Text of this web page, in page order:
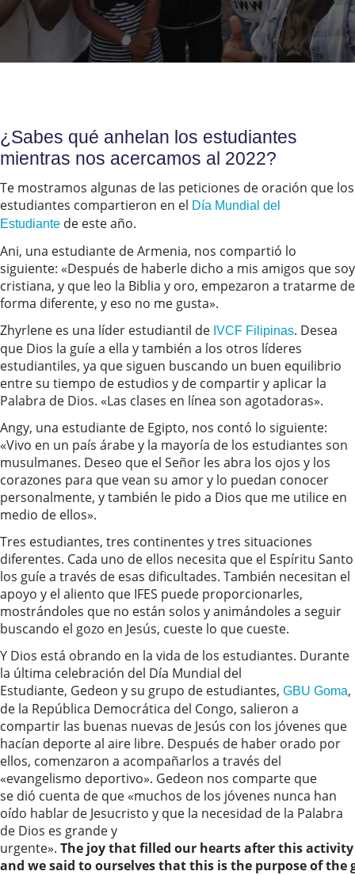
¿Sabes qué anhelan los estudiantes
mientras nos acercamos al 2022?
Te mostramos algunas de las peticiones de oración que los
estudiantes compartieron en el Día Mundial del
Estudiante de este año.
Ani, una estudiante de Armenia, nos compartió lo
siguiente: «Después de haberle dicho a mis amigos que soy
cristiana, y que leo la Biblia y oro, empezaron a tratarme de
forma diferente, y eso no me gusta».
Zhyrlene es una líder estudiantil de IVCF Filipinas. Desea
que Dios la guíe a ella y también a los otros líderes
estudiantiles, ya que siguen buscando un buen equilibrio
entre su tiempo de estudios y de compartir y aplicar la
Palabra de Dios. «Las clases en línea son agotadoras».
Angy, una estudiante de Egipto, nos contó lo siguiente:
«Vivo en un país árabe y la mayoría de los estudiantes son
musulmanes. Deseo que el Señor les abra los ojos y los
corazones para que vean su amor y lo puedan conocer
personalmente, y también le pido a Dios que me utilice en
medio de ellos».
Tres estudiantes, tres continentes y tres situaciones
diferentes. Cada uno de ellos necesita que el Espíritu Santo
los guíe a través de esas dificultades. También necesitan el
apoyo y el aliento que IFES puede proporcionarles,
mostrándoles que no están solos y animándoles a seguir
buscando el gozo en Jesús, cueste lo que cueste.
Y Dios está obrando en la vida de los estudiantes. Durante
la última celebración del Día Mundial del
Estudiante, Gedeon y su grupo de estudiantes, GBU Goma,
de la República Democrática del Congo, salieron a
compartir las buenas nuevas de Jesús con los jóvenes que
hacían deporte al aire libre. Después de haber orado por
ellos, comenzaron a acompañarlos a través del
«evangelismo deportivo». Gedeon nos comparte que
se dió cuenta de que «muchos de los jóvenes nunca han
oído hablar de Jesucristo y que la necesidad de la Palabra
de Dios es grande y
urgente». The joy that filled our hearts after this
and we said to ourselves that this is the purpose of the